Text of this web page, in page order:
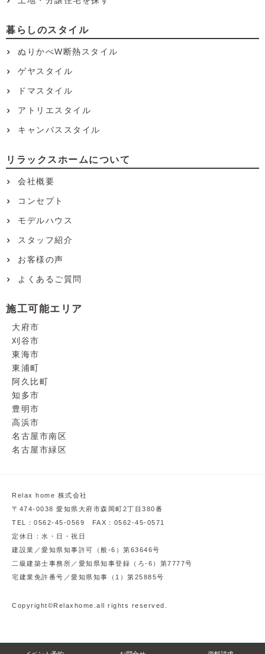
暮らしのスタイル
ぬりかべW断熱スタイル
ゲヤスタイル
ドマスタイル
アトリエスタイル
キャンバススタイル
リラックスホームについて
会社概要
コンセプト
モデルハウス
スタッフ紹介
お客様の声
よくあるご質問
施工可能エリア
大府市
刈谷市
東海市
東浦町
阿久比町
知多市
豊明市
高浜市
名古屋市南区
名古屋市緑区
Relax home 株式会社
〒474-0038 愛知県大府市森岡町2丁目380番
TEL：0562-45-0569 FAX：0562-45-0571
定休日：水・日・祝日
建設業／愛知県知事許可（般-6）第63646号
二級建築士事務所／愛知県知事登録（ろ-6）第7777号
宅建業免許番号／愛知県知事（1）第25885号
Copyright©Relaxhome.all rights reserved.